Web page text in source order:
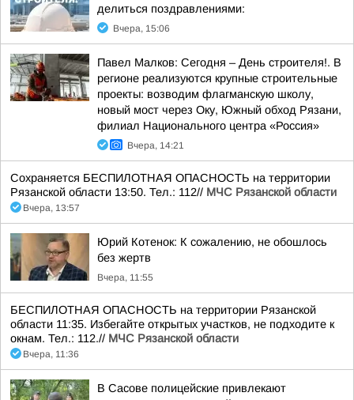
делиться поздравлениями:
Вчера, 15:06
Павел Малков: Сегодня – День строителя!. В
регионе реализуются крупные строительные
проекты: возводим флагманскую школу,
новый мост через Оку, Южный обход Рязани,
филиал Национального центра «Россия»
Вчера, 14:21
Сохраняется БЕСПИЛОТНАЯ ОПАСНОСТЬ на территории
Рязанской области 13:50. Тел.: 112// МЧС Рязанской области
Вчера, 13:57
Юрий Котенок: К сожалению, не обошлось
без жертв
Вчера, 11:55
БЕСПИЛОТНАЯ ОПАСНОСТЬ на территории Рязанской
области 11:35. Избегайте открытых участков, не подходите к
окнам. Тел.: 112.// МЧС Рязанской области
Вчера, 11:36
В Сасове полицейские привлекают